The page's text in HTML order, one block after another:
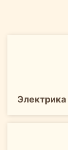
Электрика